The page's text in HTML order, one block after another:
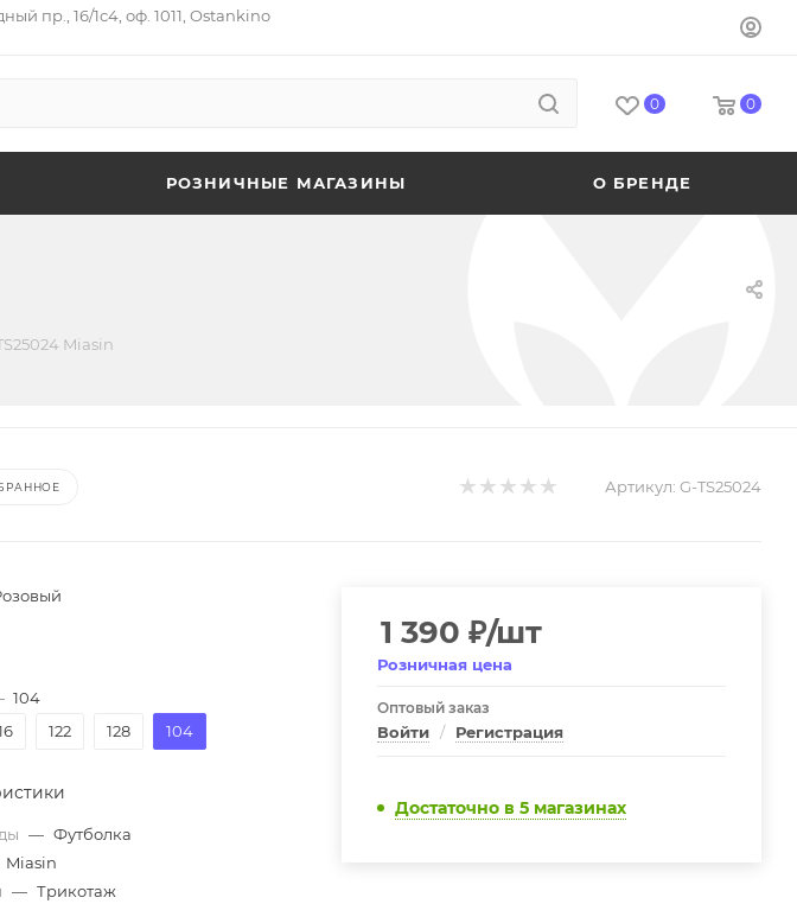
пр., 16/1с4, оф. 1011, Ostankino
0 0
РОЗНИЧНЫЕ МАГАЗИНЫ О БРЕНДЕ
Miasin
Артикул: G-TS25024
104
122 128 104
— Футболка
Miasin
— Трикотаж
1 390 ₽/шт
Розничная цена
Оптовый заказ
Войти / Регистрация
Достаточно в 5 магазинах